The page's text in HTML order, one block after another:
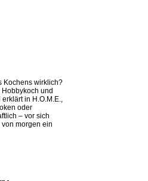
Kochens wirklich?
Hobbykoch und
in H.O.M.E.,
oder
– vor sich
morgen ein